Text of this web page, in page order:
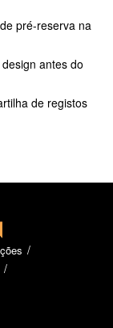
pré-reserva na
antes do
de registos